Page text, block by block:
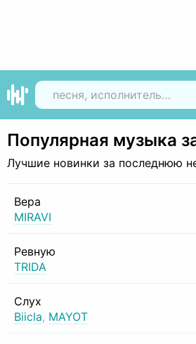
Популярная музыка
Лучшие новинки за последнюю
Вера
MIRAVI
Ревную
TRIDA
Слух
Biicla, MAYOT